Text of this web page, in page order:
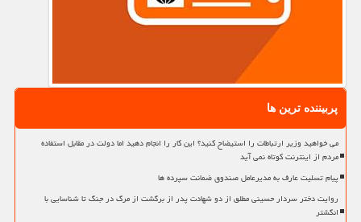
پربیننده ترین ها
می خواهید وزیر ارتباطات را استیضاح کنید؟ این کار را انجام دهید اما دولت در مقابل استفاده
مردم از اینترنت کوتاه نمی آید
پیام تسلیت عارف به مدیرعامل صندوق ضمانت سپرده ها
روایت دختر سردار حسینی مطلق از دو شهادت پدر از برگشت از مرگ در جنگ تا شناسایی با
انگشتر